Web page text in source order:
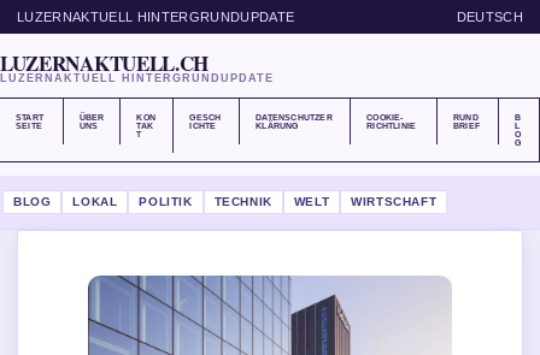
LUZERNAKTUELL HINTERGRUNDUPDATE DEUTSCH
LUZERNAKTUELL.CH
LUZERNAKTUELL HINTERGRUNDUPDATE
START
SEITE
ÜBER
UNS
KON
TAK
T
GESCH
ICHTE
DATENSCHUTZER
KLÄRUNG
COOKIE-
RICHTLINIE
RUND
BRIEF
B
O
G
BLOG LOKAL POLITIK TECHNIK WELT WIRTSCHAFT